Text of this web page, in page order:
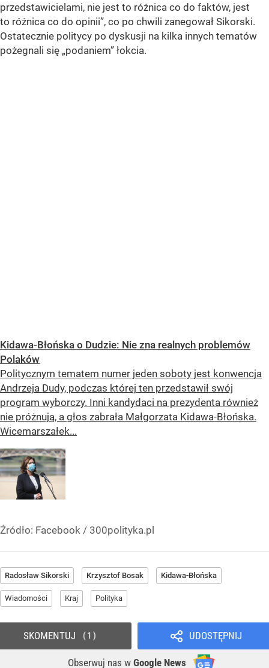
przedstawicielami, nie jest to różnica co do faktów, jest
to różnica co do opinii”, co po chwili zanegował Sikorski.
Ostatecznie politycy po dyskusji na kilka innych tematów
pożegnali się „podaniem” łokcia.
Kidawa-Błońska o Dudzie: Nie zna realnych problemów
Polaków
Politycznym tematem numer jeden soboty jest konwencja
Andrzeja Dudy, podczas której ten przedstawił swój
program wyborczy. Inni kandydaci na prezydenta również
nie próżnują, a głos zabrała Małgorzata Kidawa-Błońska.
Wicemarszałek...
Źródło: Facebook / 300polityka.pl
Radosław Sikorski Krzysztof Bosak Kidawa-Błońska
Wiadomości Kraj Polityka
UDOSTĘPNIJ
Obserwuj nas w Google News
SKOMENTUJ 1